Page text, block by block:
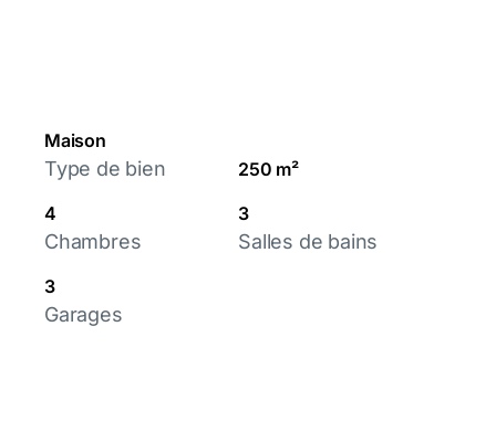
Maison
Type de bien
250 m²
4
Chambres
3
Salles de bains
3
Garages